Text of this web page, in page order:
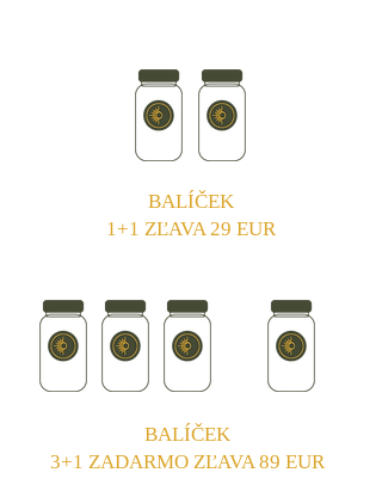
BALÍČEK
1+1 ZĽAVA 29 EUR
BALÍČEK
3+1 ZADARMO ZĽAVA 89 EUR